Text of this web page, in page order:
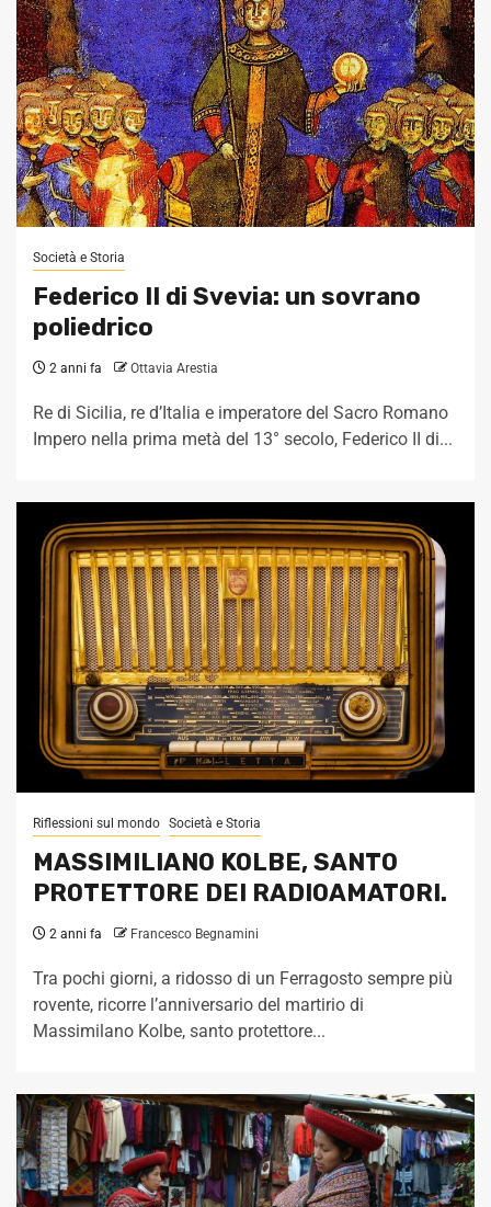
Società e Storia
Federico II di Svevia: un sovrano
poliedrico
2 anni fa Ottavia Arestia
Re di Sicilia, re d’Italia e imperatore del Sacro Romano
Impero nella prima metà del 13° secolo, Federico II di...
Riflessioni sul mondo Società e Storia
MASSIMILIANO KOLBE, SANTO
PROTETTORE DEI RADIOAMATORI.
2 anni fa Francesco Begnamini
Tra pochi giorni, a ridosso di un Ferragosto sempre più
rovente, ricorre l’anniversario del martirio di
Massimilano Kolbe, santo protettore...